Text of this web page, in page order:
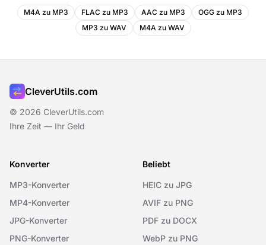
M4A zu MP3 FLAC zu MP3 AAC zu MP3
OGG zu MP3
MP3 zu WAV
M4A zu WAV
CleverUtils.com
© 2026 CleverUtils.com
Ihre Zeit — Ihr Geld
Konverter
MP3-Konverter
MP4-Konverter
JPG-Konverter
PNG-Konverter
Beliebt
HEIC zu JPG
AVIF zu PNG
PDF zu DOCX
WebP zu PNG